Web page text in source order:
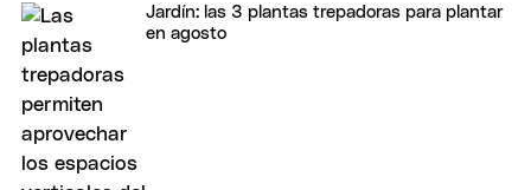
Jardín: las 3 plantas trepadoras para plantar
en agosto